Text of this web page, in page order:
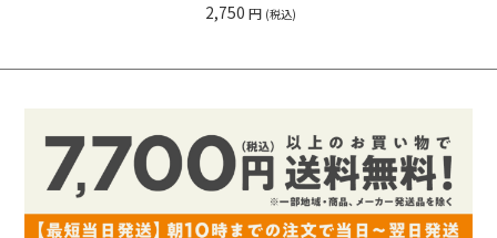
2,750円 (税込)